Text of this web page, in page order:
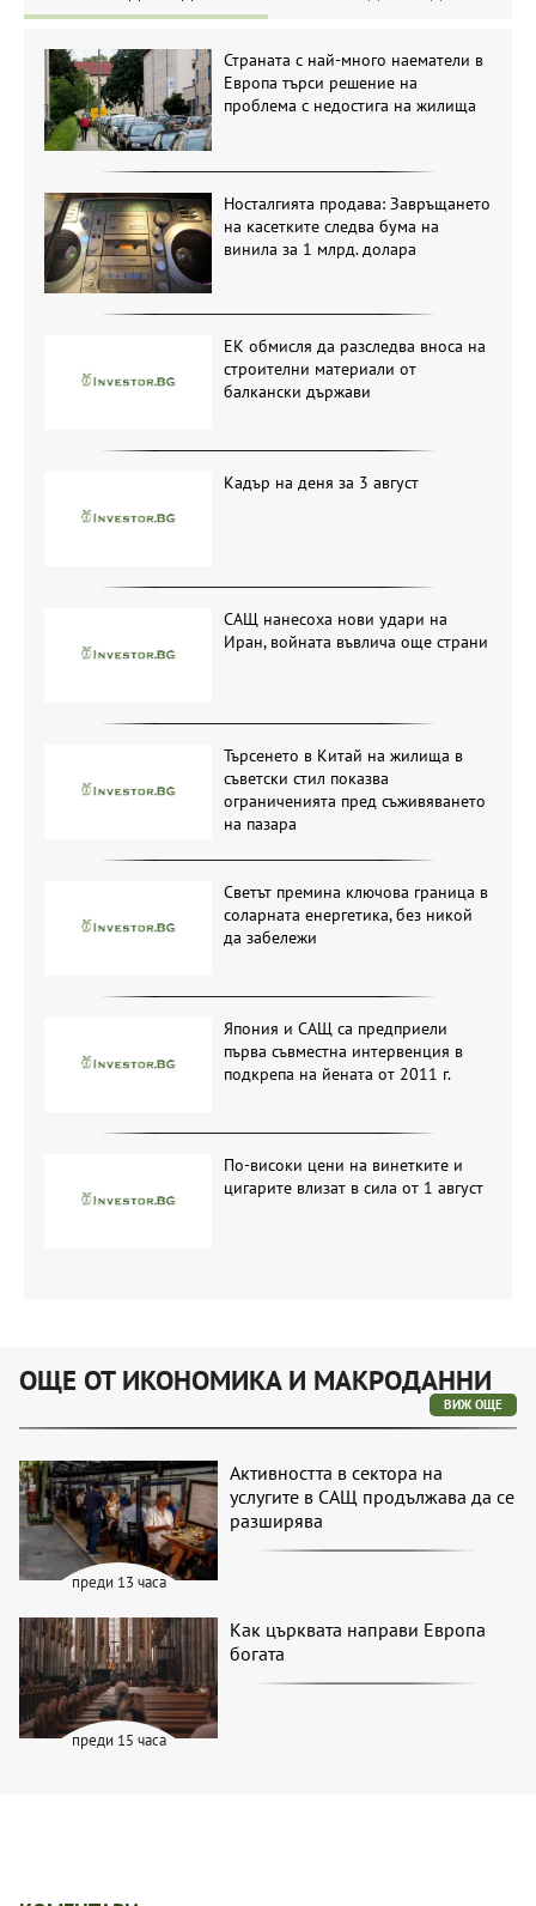
Страната с най-много наематели в
Европа търси решение на
проблема с недостига на жилища
Носталгията продава: Завръщането
на касетките следва бума на
винила за 1 млрд. долара
ЕК обмисля да разследва вноса на
строителни материали от
балкански държави
Кадър на деня за 3 август
САЩ нанесоха нови удари на
Иран, войната въвлича още страни
Търсенето в Китай на жилища в
съветски стил показва
ограниченията пред съживяването
Светът премина ключова граница в
соларната енергетика, без никой
Япония и САЩ са предприели
първа съвместна интервенция в
По-високи цени на винетките и
ОЩЕ ОТ ИКОНОМИКА И МАКРОДАННИ
преди 13 часа
Активността в сектора на